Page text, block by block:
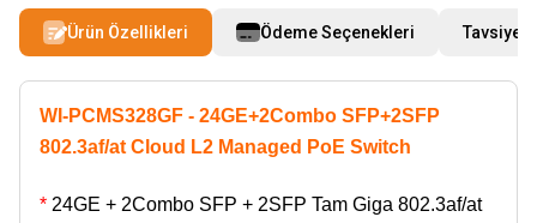
Ürün Özellikleri Ödeme Seçenekleri Tavsiye
WI-PCMS328GF - 24GE+2Combo SFP+2SFP
802.3af/at Cloud L2 Managed PoE Switch
* 24GE + 2Combo SFP + 2SFP Tam Giga 802.3af/at